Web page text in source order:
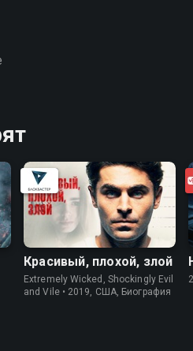
Красивый, плохой, злой
Extremely Wicked, Shockingly Evil
and Vile • 2019, США, Биография